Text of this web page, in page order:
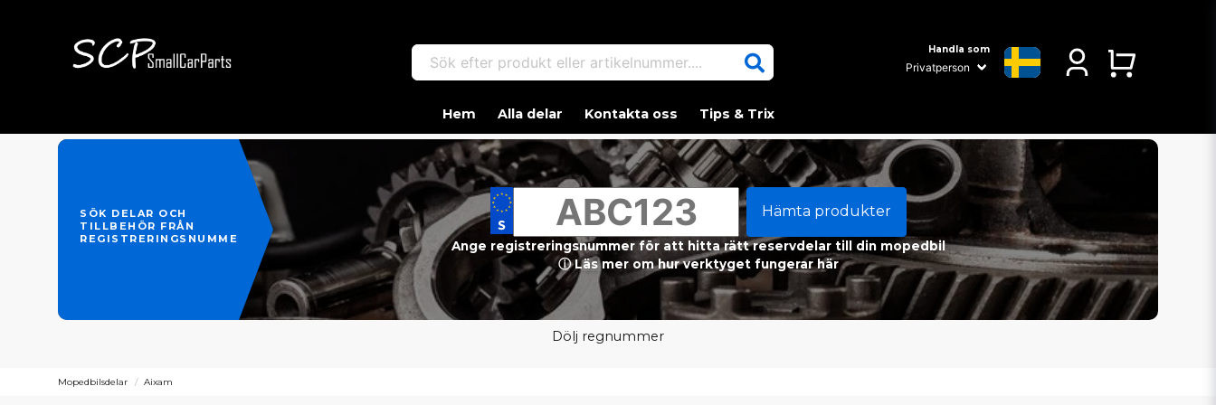
Sök efter produkt eller artikelnummer.... Handla som
Hem Alla delar Kontakta oss Tips & Trix
SÖK DELAR OCH
TILLBEHÖR FRÅN
REGISTRERINGSNUMMER
Hämta produkter
Ange registreringsnummer för att hitta rätt reservdelar till din mopedbil
ⓘ Läs mer om hur verktyget fungerar här
Dölj regnummer
Mopedbilsdelar Aixam